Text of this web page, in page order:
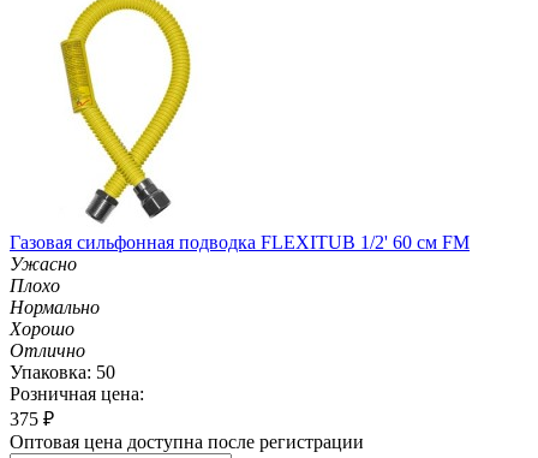
Газовая сильфонная подводка FLEXITUB 1/2' 60 см FM
Ужасно
Плохо
Нормально
Хорошо
Отлично
Упаковка: 50
Розничная цена:
375 ₽
Оптовая цена доступна после регистрации